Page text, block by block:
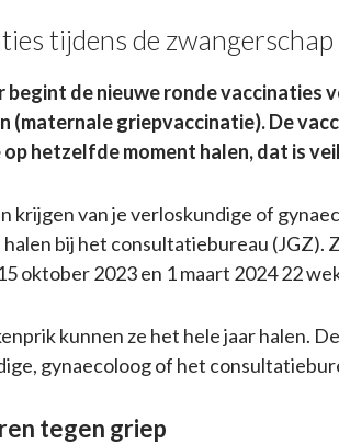
tijdens de zwangerschap
begint de nieuwe ronde vaccinaties
(maternale griepvaccinatie). De
op hetzelfde moment halen, dat is
krijgen van je verloskundige of
bij het consultatiebureau (JGZ).
oktober 2023 en 1 maart 2024 22
kunnen ze het hele jaar halen.
gynaecoloog of het
tegen griep